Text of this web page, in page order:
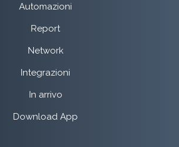
Automazioni
Report
Network
Integrazioni
In arrivo
Download App